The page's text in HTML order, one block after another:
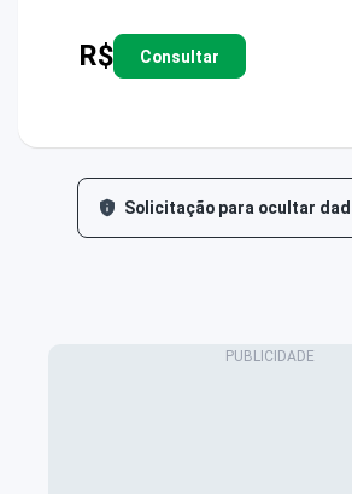
R$ Consultar
Solicitação para ocultar